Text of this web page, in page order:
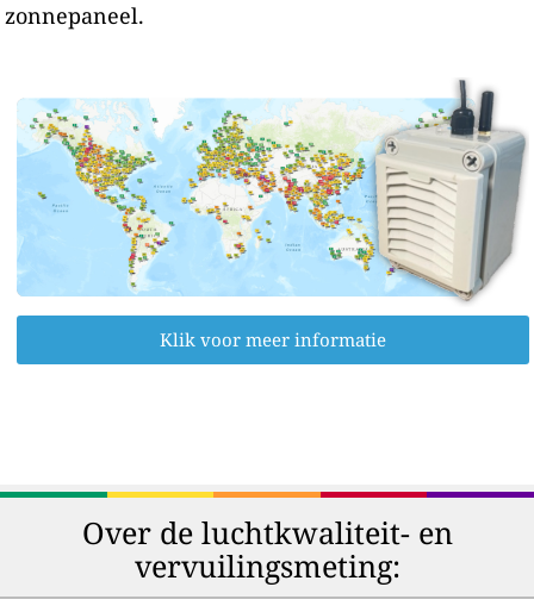
zonnepaneel.
Klik voor meer informatie
Over de luchtkwaliteit- en
vervuilingsmeting: